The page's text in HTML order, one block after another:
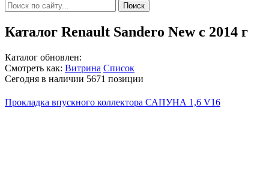
Каталог Renault Sandero New с 2014 г
Каталог обновлен:
Смотреть как: Витрина Список
Сегодня в наличии 5671 позиции
Прокладка впускного коллектора САПУНА 1,6 V16